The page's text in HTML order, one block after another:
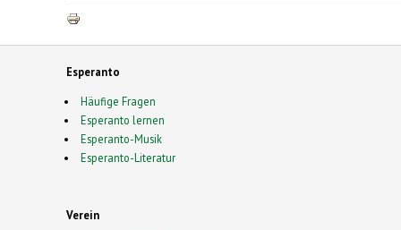
Esperanto
Häufige Fragen
Esperanto lernen
Esperanto-Musik
Esperanto-Literatur
Verein